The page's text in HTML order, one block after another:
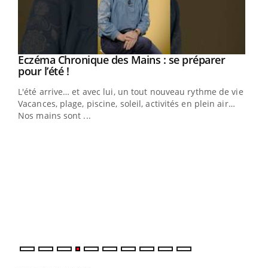
Youtube
Eczéma Chronique des Mains : se préparer
pour l’été !Youtube
L'été arrive… et avec lui, un tout nouveau rythme de vie !
Vacances, plage, piscine, soleil, activités en plein air…
Nos mains sont ...